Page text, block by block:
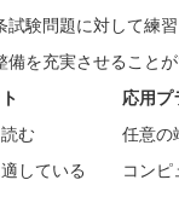
試験問題に対して練
を充実させることが
応用プ
む
任意の
している コンピ